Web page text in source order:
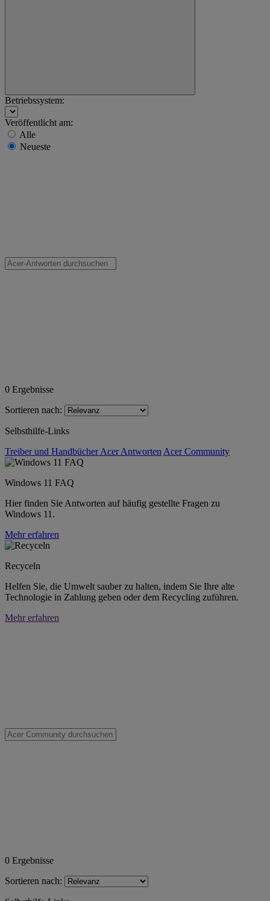
Betriebssystem:
Veröffentlicht am:
Alle
Neueste
0 Ergebnisse
Sortieren nach:
Selbsthilfe-Links
Treiber und HandbücherAcer Antworten Acer Community
Windows 11 FAQ
Hier finden Sie Antworten auf häufig gestellte Fragen zu
Windows 11.
Mehr erfahren
Recyceln
Helfen Sie, die Umwelt sauber zu halten, indem Sie Ihre alte
Technologie in Zahlung geben oder dem Recycling zuführen.
Mehr erfahren
0 Ergebnisse
Sortieren nach: